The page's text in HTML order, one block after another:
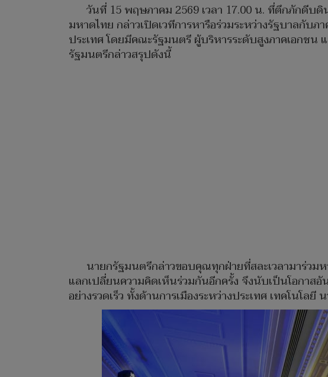
วันที่ 15 พฤษภาคม 2569 เวลา 17.00 น. ทึ่ตึกภักดีบ
มหาดไทย กล่าวเปิดเวทีการหารือร่วมระหว่างรัฐบาลกับ
ประเทศ โดยมีคณะรัฐมนตรี ผู้บริหารระดับสูงภาคเอกชน
รัฐมนตรีกล่าวสรุปดังนี้
นายกรัฐมนตรีกล่าวขอบคุณทุกฝ่ายที่สละเวลามาร่ว
แลกเปลี่ยนความคิดเห็นร่วมกันอีกครั้ง จึงนับเป็นโอกาส
อย่างรวดเร็ว ทั้งด้านการเมืองระหว่างประเทศ เทคโนโ